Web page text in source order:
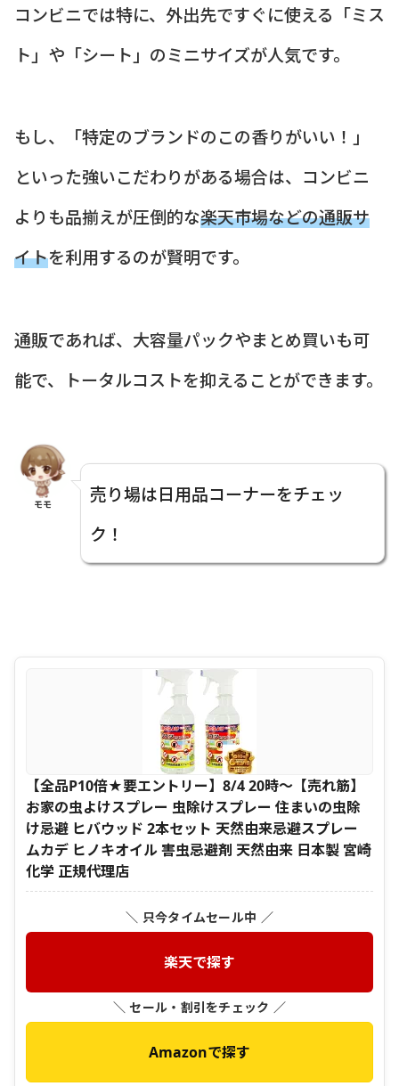
コンビニでは特に、外出先ですぐに使える「ミス
ト」や「シート」のミニサイズが人気です。
もし、「特定のブランドのこの香りがいい！」
といった強いこだわりがある場合は、コンビニ
よりも品揃えが圧倒的な楽天市場などの通販サ
イトを利用するのが賢明です。
通販であれば、大容量パックやまとめ買いも可
能で、トータルコストを抑えることができます。
モモ
売り場は日用品コーナーをチェッ
ク！
【全品P10倍★要エントリー】8/4 20時〜【売れ筋】
お家の虫よけスプレー 虫除けスプレー 住まいの虫除
け忌避 ヒバウッド 2本セット 天然由来忌避スプレー
ムカデ ヒノキオイル 害虫忌避剤 天然由来 日本製 宮崎
化学 正規代理店
＼ 只今タイムセール中 ／
楽天で探す
＼ セール・割引をチェック ／
Amazonで探す